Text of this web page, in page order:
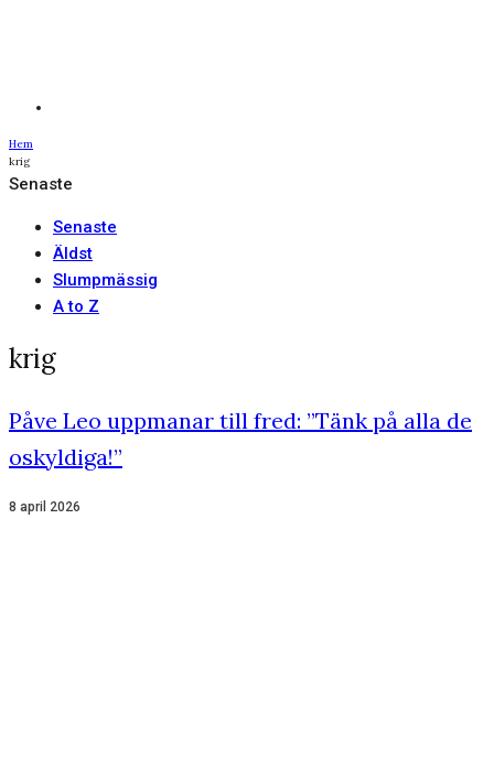
Hem
krig
Senaste
Senaste
Äldst
Slumpmässig
A to Z
krig
Påve Leo uppmanar till fred: ”Tänk på alla de
oskyldiga!”
8 april 2026